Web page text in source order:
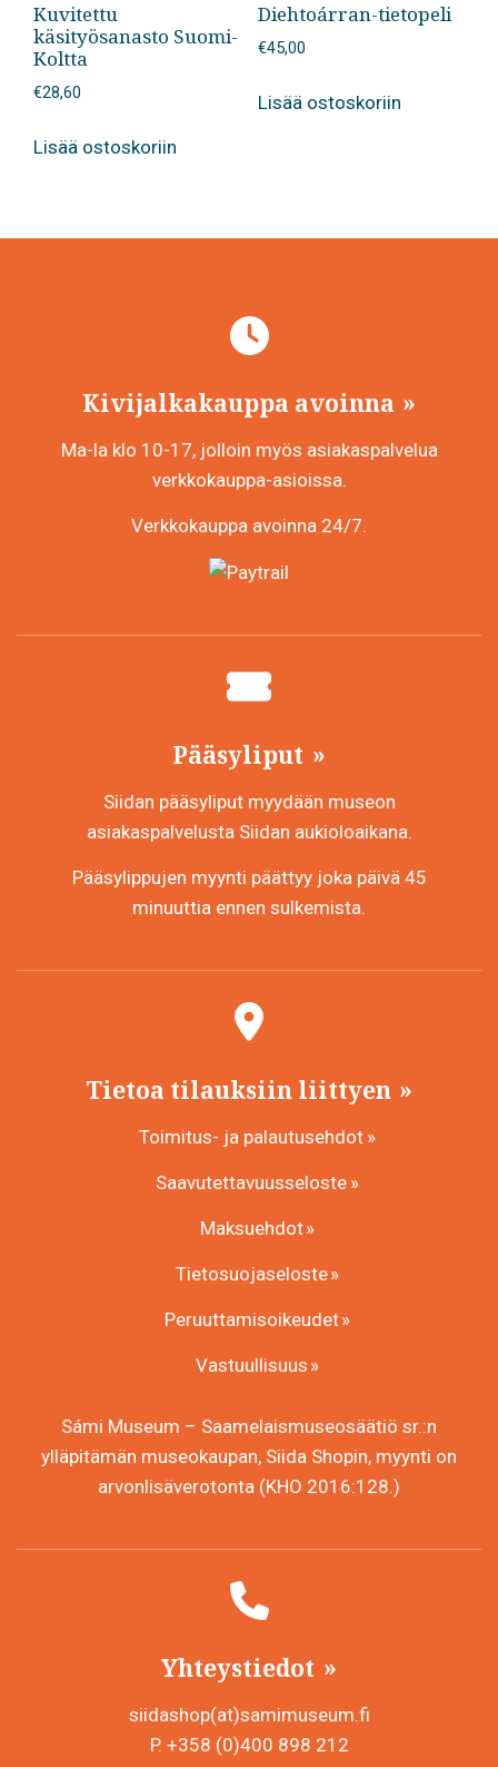
Kuvitettu
käsityösanasto Suomi-
Koltta
€28,60
Lisää ostoskoriin
Diehtoárran-tietopeli
€45,00
Lisää ostoskoriin
Kivijalkakauppa avoinna
Ma-la klo 10-17, jolloin myös asiakaspalvelua
verkkokauppa-asioissa.
Verkkokauppa avoinna 24/7.
Pääsyliput
Siidan pääsyliput myydään museon
asiakaspalvelusta Siidan aukioloaikana.
Pääsylippujen myynti päättyy joka päivä 45
minuuttia ennen sulkemista.
Tietoa tilauksiin liittyen
Toimitus- ja palautusehdot
Saavutettavuusseloste
Maksuehdot
Tietosuojaseloste
Peruuttamisoikeudet
Vastuullisuus
Sámi Museum – Saamelaismuseosäätiö sr.:n
ylläpitämän museokaupan, Siida Shopin, myynti on
arvonlisäverotonta (KHO 2016:128.)
Yhteystiedot
siidashop(at)samimuseum.fi
P. +358 (0)400 898 212